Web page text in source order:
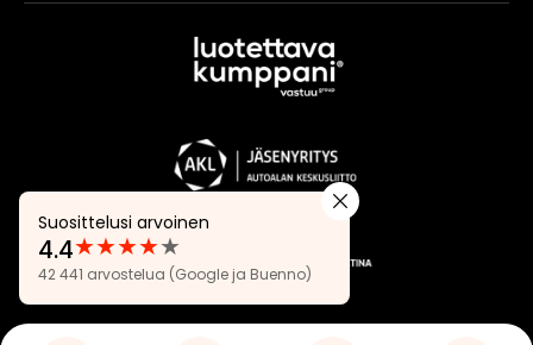
Suosittelusi arvoinen
Arvostelut:
4.4
★★★★★
4.4
42 441 arvostelua (Google ja Buenno)